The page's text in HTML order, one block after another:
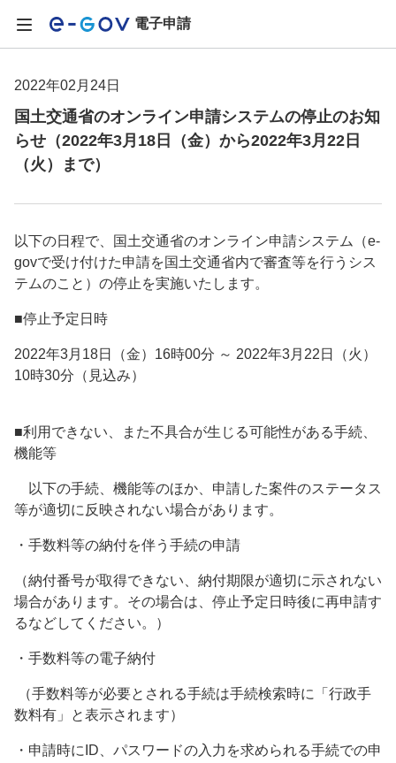
電子申請
2022年02月24日
国土交通省のオンライン申請システムの停止のお知
らせ（2022年3月18日（金）から2022年3月22日
（火）まで）
以下の日程で、国土交通省のオンライン申請システム（e-
govで受け付けた申請を国土交通省内で審査等を行うシス
テムのこと）の停止を実施いたします。
■停止予定日時
2022年3月18日（金）16時00分 ～ 2022年3月22日（火）
10時30分（見込み）
■利用できない、また不具合が生じる可能性がある手続、
機能等
以下の手続、機能等のほか、申請した案件のステータス
等が適切に反映されない場合があります。
・手数料等の納付を伴う手続の申請
（納付番号が取得できない、納付期限が適切に示されない
場合があります。その場合は、停止予定日時後に再申請す
るなどしてください。）
・手数料等の電子納付
（手数料等が必要とされる手続は手続検索時に「行政手
数料有」と表示されます）
・申請時にID、パスワードの入力を求められる手続での申